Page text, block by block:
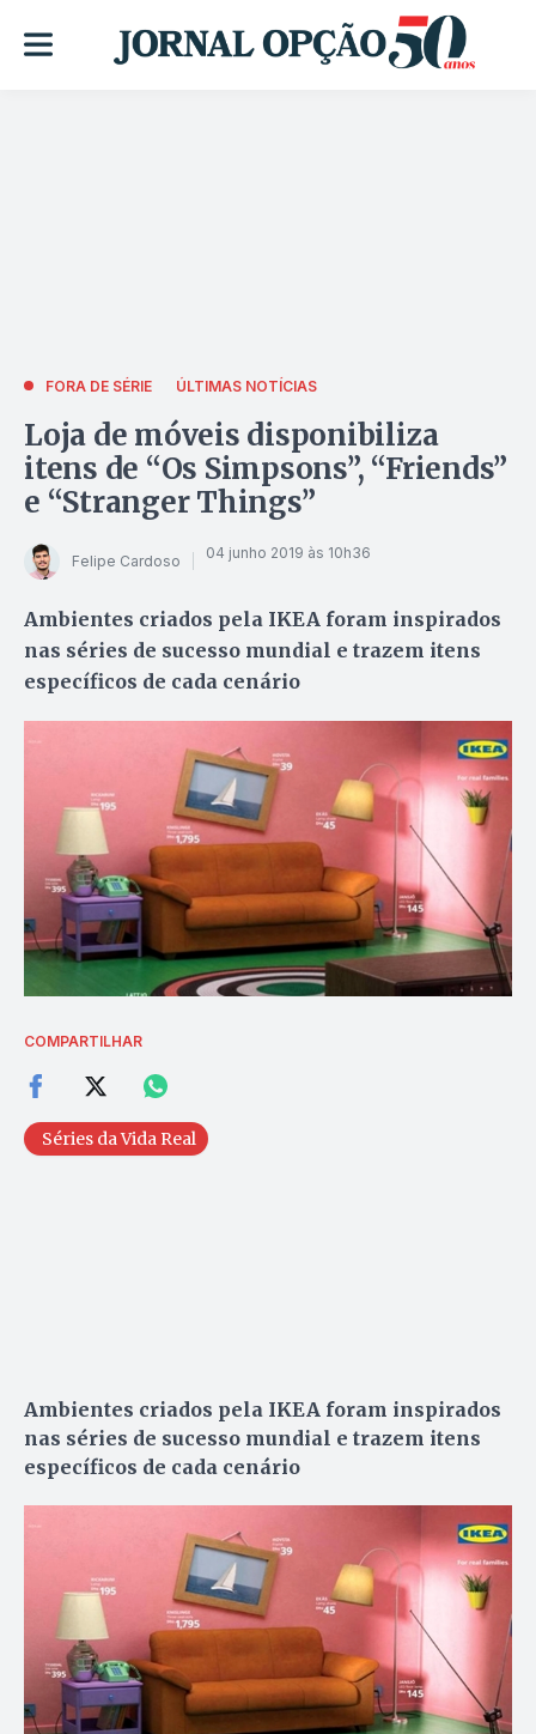
FORA DE SÉRIE ÚLTIMAS NOTÍCIAS
Loja de móveis disponibiliza
itens de “Os Simpsons”, “Friends”
e “Stranger Things”
Felipe Cardoso 04 junho 2019 às 10h36
Ambientes criados pela IKEA foram inspirados
nas séries de sucesso mundial e trazem itens
específicos de cada cenário
COMPARTILHAR
Séries da Vida Real
Ambientes criados pela IKEA foram inspirados
nas séries de sucesso mundial e trazem itens
específicos de cada cenário